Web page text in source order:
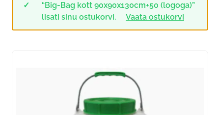
“Big-Bag kott 90x90x130cm+50 (logoga)”
lisati sinu ostukorvi.
Vaata ostukorvi